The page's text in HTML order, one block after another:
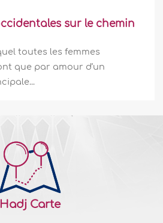
d’intérêt à travers les
jurisprudence ont fait
de toutes ces femmes
ceux des mères..
croyants I
croyants, Une femme à
Après l’envoi du
Salla Allahou
l’humanité a une grande
femmes qui ont
le message
L’une..
sur le chemin
toutes les femmes
que par amour d’un
Hadj Carte